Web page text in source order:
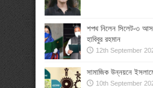
শপথ নিলেন সিলেট-৩
হাবিবুর রহমান
12th September
সামাজিক উন্নয়নে
10th September